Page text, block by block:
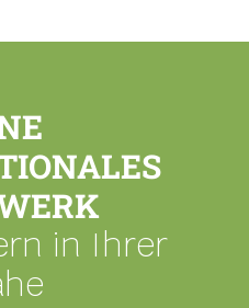
in Ihrer